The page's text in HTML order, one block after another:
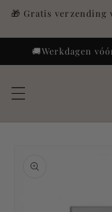
naar de
🎁 Gratis verzending
🚚Werkdagen